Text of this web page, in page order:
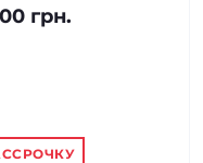
грн.